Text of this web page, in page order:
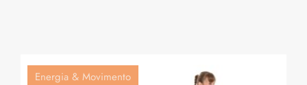
Energia & Movimento